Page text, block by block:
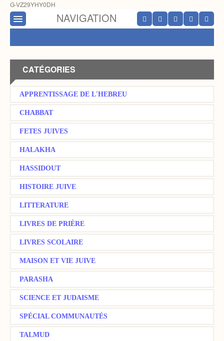
G-VZ29YHY0DH
NAVIGATION
CATÉGORIES
APPRENTISSAGE DE L'HEBREU
CHABBAT
FETES JUIVES
HALAKHA
HASSIDOUT
HISTOIRE JUIVE
LITTERATURE
LIVRES DE PRIÈRE
LIVRES SCOLAIRE
MAISON ET VIE JUIVE
PARASHA
SCIENCE ET JUDAISME
SPÉCIAL COMMUNAUTÉS
TALMUD